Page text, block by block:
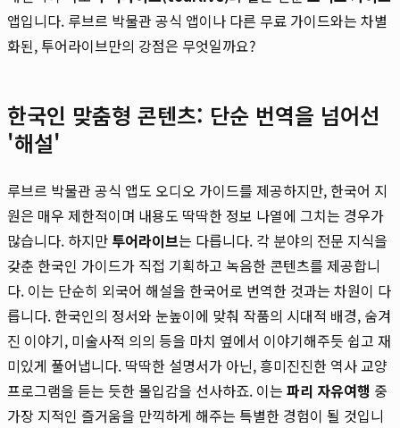
앱입니다. 루브르 박물관 공식 앱이나 다른 무료 가이드와는 차별
화된, 투어라이브만의 강점은 무엇일까요?
한국인 맞춤형 콘텐츠: 단순 번역을 넘어선
'해설'
루브르 박물관 공식 앱도 오디오 가이드를 제공하지만, 한국어 지
원은 매우 제한적이며 내용도 딱딱한 정보 나열에 그치는 경우가
많습니다. 하지만 투어라이브는 다릅니다. 각 분야의 전문 지식을
갖춘 한국인 가이드가 직접 기획하고 녹음한 콘텐츠를 제공합니
다. 이는 단순히 외국어 해설을 한국어로 번역한 것과는 차원이 다
릅니다. 한국인의 정서와 눈높이에 맞춰 작품의 시대적 배경, 숨겨
진 이야기, 미술사적 의의 등을 마치 옆에서 이야기해주듯 쉽고 재
미있게 풀어냅니다. 딱딱한 설명서가 아닌, 흥미진진한 역사 교양
프로그램을 듣는 듯한 몰입감을 선사하죠. 이는 파리 자유여행 중
가장 지적인 즐거움을 만끽하게 해주는 특별한 경험이 될 것입니